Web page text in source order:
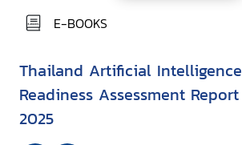
E-BOOKS
Thailand Artificial Intelligence
Readiness Assessment Report
2025